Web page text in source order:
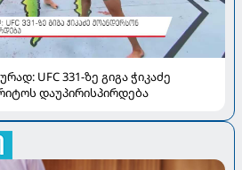
UFC 331-ზე გიგა ჭიკაძე
დაუპირისპირდება